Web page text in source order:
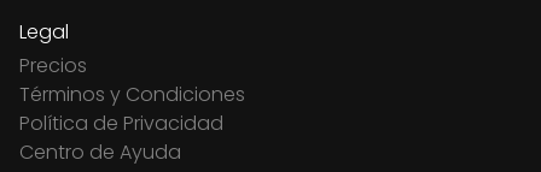
Legal
Precios
Términos y Condiciones
Política de Privacidad
Centro de Ayuda